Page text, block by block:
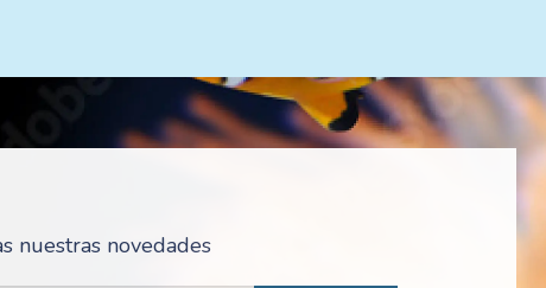
nuestras novedades